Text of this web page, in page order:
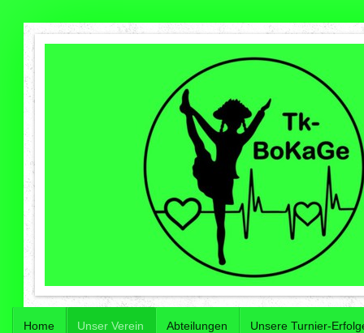
Home Unser Verein Abteilungen Unsere Turnier-